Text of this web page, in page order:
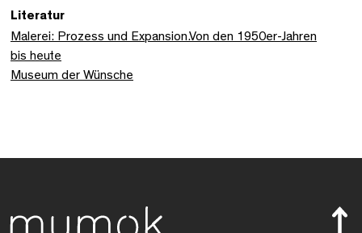
Literatur
Malerei: Prozess und Expansion.Von den 1950er-Jahren
bis heute
Museum der Wünsche